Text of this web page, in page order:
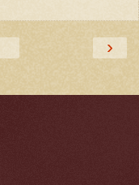
›